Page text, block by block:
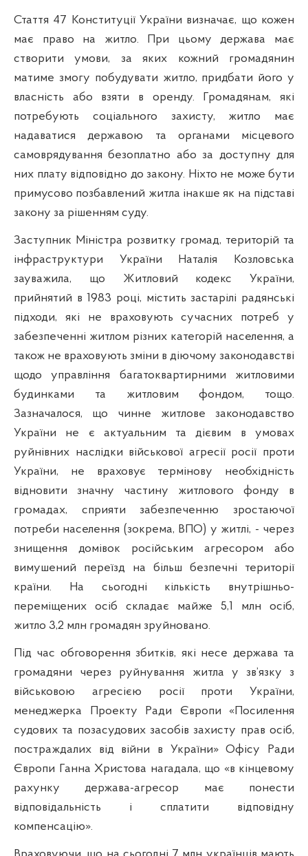
Стаття 47 Конституції України визначає, що кожен
має право на житло. При цьому держава має
створити умови, за яких кожний громадянин
матиме змогу побудувати житло, придбати його у
власність або взяти в оренду.
Громадянам, які
потребують соціального захисту, житло має
надаватися державою та органами місцевого
самоврядування безоплатно або за доступну для
них плату відповідно до закону. Ніхто не може бути
примусово позбавлений житла інакше як на підставі
закону за рішенням суду.
Заступник Міністра розвитку громад, територій та
інфраструктури України Наталія Козловська
зауважила, що Житловий кодекс України,
прийнятий в 1983 році, містить застарілі радянські
підходи, які не враховують сучасних потреб у
забезпеченні житлом різних категорій населення, а
також не враховують зміни в діючому законодавстві
щодо управління багатоквартирними житловими
будинками та житловим фондом, тощо.
Зазначалося, що чинне житлове законодавство
України не є актуальним та дієвим в умовах
руйнівних наслідки військової агресії росії проти
України, не враховує термінову необхідність
відновити значну частину житлового фонду в
громадах, сприяти забезпеченнюзростаючої
потреби населення (зокрема, ВПО) у житлі, - через
знищення домівок російським агресором або
вимушений переїзд на більш безпечні території
країни. На сьогодні кількість внутрішньо-
переміщених осіб складає майже 5,1 млн осіб,
житло 3,2 млн громадян зруйновано.
Під час обговорення збитків, які несе держава та
громадяни через руйнування житла у зв’язку з
військовою агресією росії проти України,
менеджерка
Проекту Ради Європи «Посилення
судових та позасудових засобів захисту прав осіб,
постраждалих від війни в України» Офісу Ради
Європи Ганна Христова нагадала, що «в кінцевому
рахунку держава-агресор має понести
відповідальність і сплатити відповідну
компенсацію».